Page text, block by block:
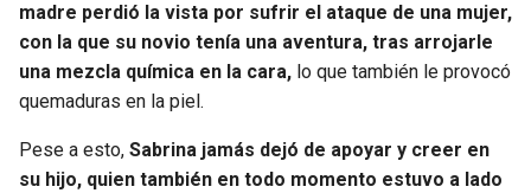
madre perdió la vista por sufrir el ataque de una mujer,
con la que su novio tenía una aventura, tras arrojarle
una mezcla química en la cara, lo que también le provocó
quemaduras en la piel.
Pese a esto, Sabrina jamás dejó de apoyar y creer en
su hijo, quien también en todo momento estuvo a lado